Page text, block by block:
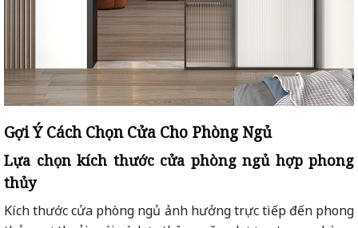
Gợi Ý Cách Chọn Cửa Cho Phòng Ngủ
Lựa chọn kích thước cửa phòng ngủ hợp phong
thủy
Kích thước cửa phòng ngủ ảnh hưởng trực tiếp đến phong